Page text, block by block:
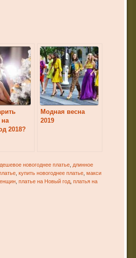
2018?
Модная весна
2019
дешевое новогоднее платье, длинное
, купить новогоднее платье, макси
, платье на Новый год, платья на